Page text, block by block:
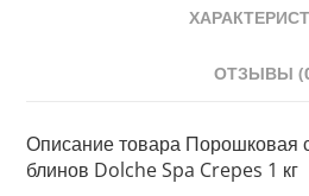
ОТЗЫВЫ
Описание товара Порошковая
блинов Dolche Spa Crepes 1 кг